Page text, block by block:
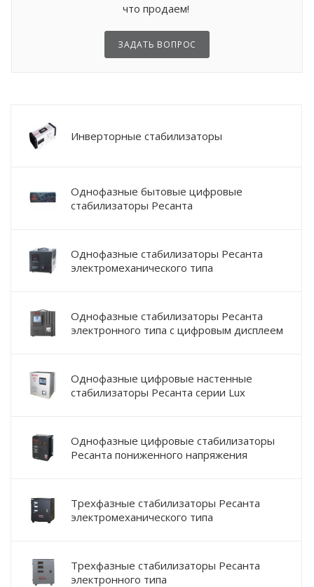
что продаем!
ЗАДАТЬ ВОПРОС
Инверторные стабилизаторы
Однофазные бытовые цифровые
стабилизаторы Ресанта
Однофазные стабилизаторы Ресанта
электромеханического типа
Однофазные стабилизаторы Ресанта
электронного типа с цифровым дисплеем
Однофазные цифровые настенные
стабилизаторы Ресанта серии Lux
Однофазные цифровые стабилизаторы
Ресанта пониженного напряжения
Трехфазные стабилизаторы Ресанта
электромеханического типа
Трехфазные стабилизаторы Ресанта
электронного типа